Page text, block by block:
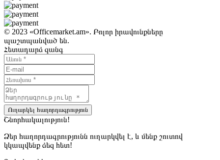
© 2023 «Officemarket.am». Բոլոր իրավունքները
պաշտպանված են.
Հետադարձ զանգ
Ուղարկել հաղորդագրություն
Շնորհակալություն!
Ձեր հաղորդագրությունն ուղարկվել է, և մենք շուտով
կկապվենք ձեզ հետ!